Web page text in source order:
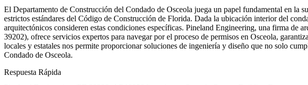
El Departamento de Construcción del Condado de Osceola juega un papel fundamental en la
estrictos estándares del Código de Construcción de Florida. Dada la ubicación interior del
arquitectónicos consideren estas condiciones específicas. Pineland Engineering, una firma
39202), ofrece servicios expertos para navegar por el proceso de permisos en Osceola,
locales y estatales nos permite proporcionar soluciones de ingeniería y diseño que no solo
Condado de Osceola.
Respuesta Rápida